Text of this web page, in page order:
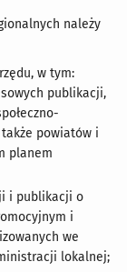
należy
w tym:
publikacji,
powiatów i
planem
i publikacji o
i
we
lokalnej;